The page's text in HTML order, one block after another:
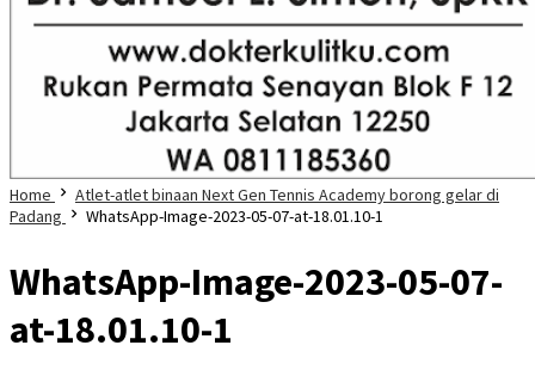
Home
Atlet-atlet binaan Next Gen Tennis Academy borong gelar di
Padang
WhatsApp-Image-2023-05-07-at-18.01.10-1
WhatsApp-Image-2023-05-07-
at-18.01.10-1